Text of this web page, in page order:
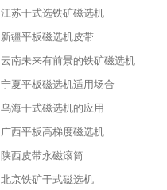
江苏干式选铁矿磁选机
新疆平板磁选机皮带
云南未来有前景的铁矿磁选机
宁夏平板磁选机适用场合
乌海干式磁选机的应用
广西平板高梯度磁选机
陕西皮带永磁滚筒
北京铁矿干式磁选机